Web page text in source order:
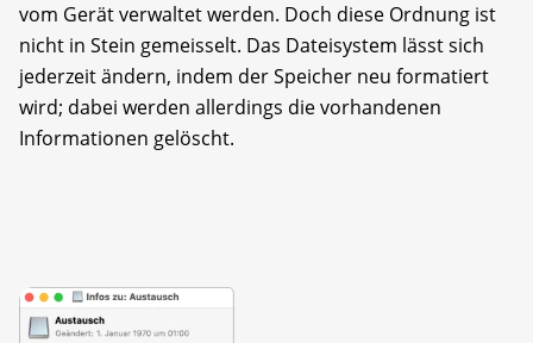
vom Gerät verwaltet werden. Doch diese Ordnung ist
nicht in Stein gemeisselt. Das Dateisystem lässt sich
jederzeit ändern, indem der Speicher neu formatiert
wird; dabei werden allerdings die vorhandenen
Informationen gelöscht.